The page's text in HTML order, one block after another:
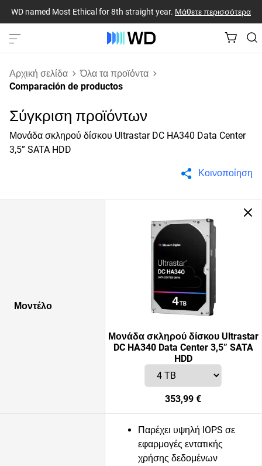
WD named Most Ethical for 8th straight year. Μάθετε περισσότερα
Αρχική σελίδα
Όλα τα προϊόντα
Comparación de productos
Σύγκριση προϊόντων
Μονάδα σκληρού δίσκου Ultrastar DC HA340 Data Center
3,5” SATA HDD
Κοινοποίηση
Μοντέλο
Μονάδα σκληρού δίσκου Ultrastar
DC HA340 Data Center 3,5” SATA
HDD
353,99 €
Παρέχει υψηλή IOPS σε
εφαρμογές εντατικής
χρήσης δεδομένων